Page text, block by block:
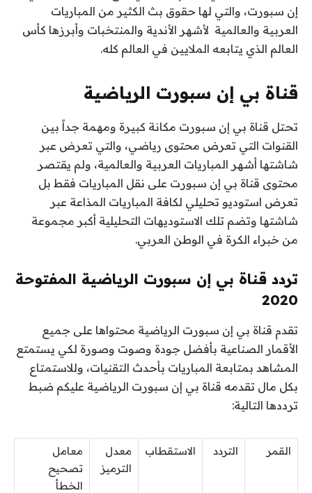
إن سبورت، والتي لها حقوق بث الكثير من المباريات
العربية والعالمية لأشهر الأندية والمنتخبات وأبرزها كأس
العالم الذي يتابعه الملايين في العالم كله.
قناة بي إن سبورت الرياضية
تحتل قناة بي إن سبورت مكانة كبيرة ومهمة جداً بين
القنوات التي تعرض محتوى رياضي، والتي تعرض عبر
شاشتها أشهر المباريات العربية والعالمية، ولم يقتصر
محتوى قناة بي إن سبورت على نقل المباريات فقط بل
تعرض استوديو تحليلي لكافة المباريات المذاعة عبر
شاشتها وتضم تلك الاستوديهات التحليلية أكبر مجموعة
من خبراء الكرة في الوطن العربي.
تردد قناة بي إن سبورت الرياضية المفتوحة
2020
تقدم قناة بي إن سبورت الرياضية محتواها على جميع
الأقمار الصناعية بأفضل جودة وصوت وصورة لكي يستمتع
المشاهد بمتابعة المباريات بأحدث التقنيات، وللاستمتاع
بكل مال تقدمه قناة بي إن سبورت الرياضية عليكم ضبط
ترددها التالية:
القمر التردد الاستقطاب
معدل
الترميز
معامل
تصحيح
الخطأ